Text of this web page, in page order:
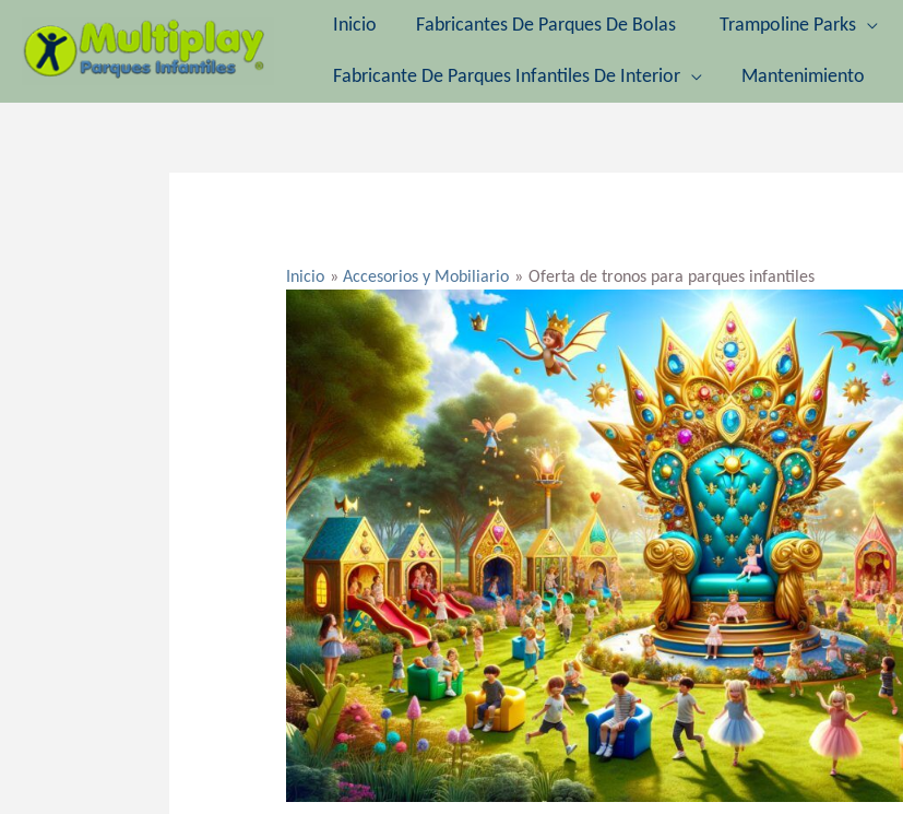
contenido
Inicio Fabricantes De Parques De Bolas Trampoline Parks
Fabricante De Parques Infantiles De Interior Mantenimiento
Inicio Accesorios y Mobiliario Oferta de tronos para parques infantiles